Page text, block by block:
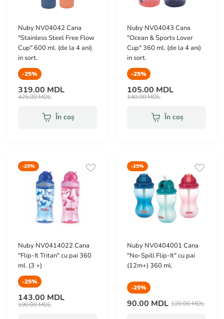
Nuby NV04042 Cana
"Stainless Steel Free Flow
Cup" 600 ml. (de la 4 ani)
in sort.
-25%
319.00 MDL
425.00 MDL
În coș
Nuby NV04043 Cana
"Ocean & Sports Lover
Cup" 360 ml. (de la 4 ani)
in sort.
-25%
105.00 MDL
140.00 MDL
În coș
-25%
Nuby NV0414022 Cana
"Flip-It Tritan" cu pai 360
ml. (3 +)
-25%
143.00 MDL
190.00 MDL
-25%
Nuby NV0404001 Cana
"No-Spill Flip-It" cu pai
(12m+) 360 ml.
-25%
90.00 MDL 120.00 MDL